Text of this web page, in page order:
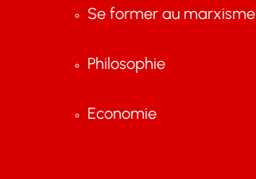
Se former au marxisme
Philosophie
Economie